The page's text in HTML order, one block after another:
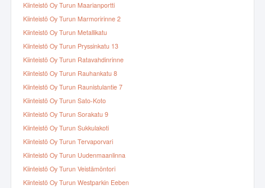
Kiinteistö Oy Turun Maarianportti
Kiinteistö Oy Turun Marmoririnne 2
Kiinteistö Oy Turun Metallikatu
Kiinteistö Oy Turun Pryssinkatu 13
Kiinteistö Oy Turun Ratavahdinrinne
Kiinteistö Oy Turun Rauhankatu 8
Kiinteistö Oy Turun Raunistulantie 7
Kiinteistö Oy Turun Sato-Koto
Kiinteistö Oy Turun Sorakatu 9
Kiinteistö Oy Turun Sukkulakoti
Kiinteistö Oy Turun Tervaporvari
Kiinteistö Oy Turun Uudenmaanlinna
Kiinteistö Oy Turun Veistämöntori
Kiinteistö Oy Turun Westparkin Eeben